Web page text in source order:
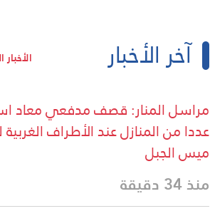
آخر الأخبار الأخبار
مراسل المنار: قصف مدفعي معاد
عددا من المنازل عند الأطراف الغربية
ميس الجبل
منذ 34 دقيقة